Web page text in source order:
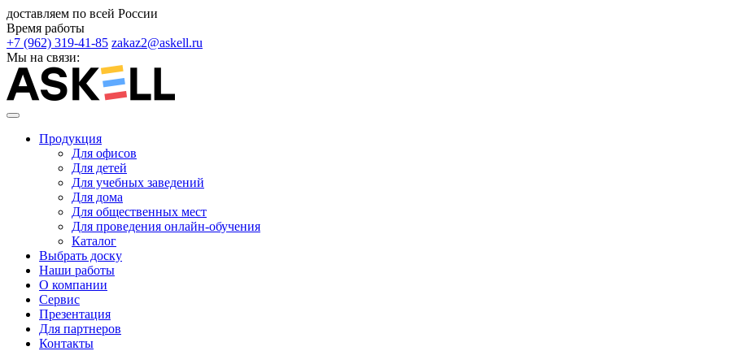
доставляем по всей России
Время работы
+7 (962) 319-41-85 zakaz2@askell.ru
Мы на связи:
Продукция
Для офисов
Для детей
Для учебных заведений
Для дома
Для общественных мест
Для проведения онлайн-обучения
Каталог
Выбрать доску
Наши работы
О компании
Сервис
Презентация
Для партнеров
Контакты